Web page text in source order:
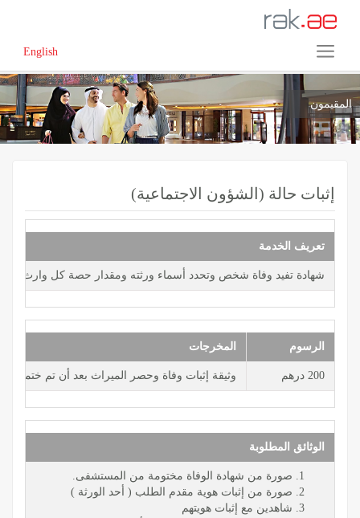
English
المقيمون
إثبات حالة (الشؤون الاجتماعية)
تعريف الخدمة
شهادة تفيد وفاة شخص وتحدد أسماء ورثته ومقدار حصة كل وارث من
المخرجات الرسوم
وثيقة إثبات وفاة وحصر الميراث بعد أن تم ختمها 200 درهم
الوثائق المطلوبة
صورة من شهادة الوفاة مختومة من المستشفى.
صورة من إثبات هوية مقدم الطلب ( أحد الورثة )
شاهدين مع إثبات هويتهم